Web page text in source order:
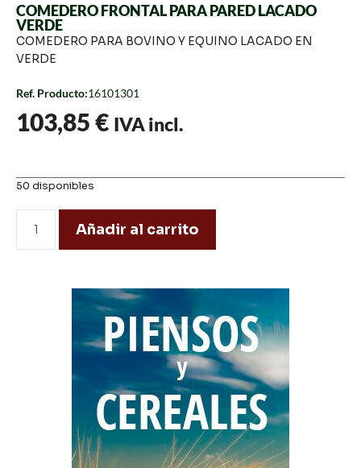
COMEDERO FRONTAL PARA PARED LACADO
VERDE
COMEDERO PARA BOVINO Y EQUINO LACADO EN
VERDE
Ref. Producto:16101301
103,85€ IVA incl.
50 disponibles
Añadir al carrito